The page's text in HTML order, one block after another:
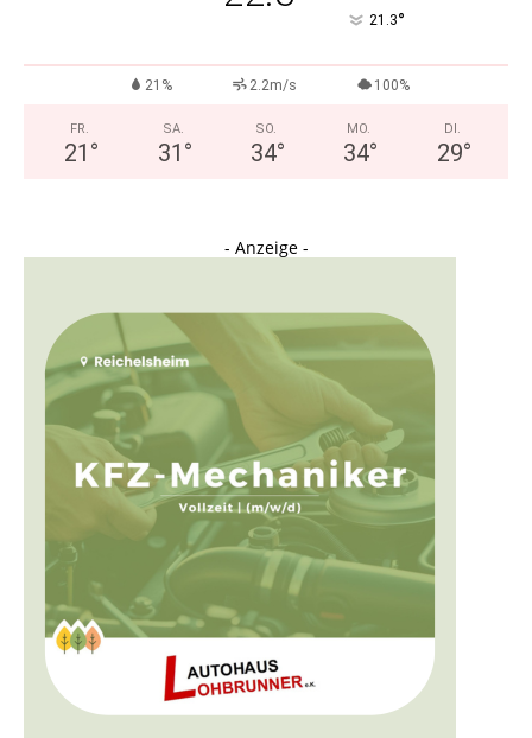
21.3°
21% 2.2m/s 100%
FR.
21 °
SA.
31 °
SO.
34°
MO.
34°
DI.
29°
- Anzeige -